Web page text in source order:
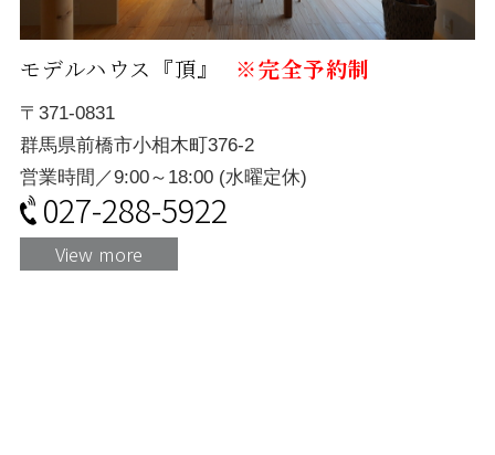
モデルハウス『頂』 ※完全予約制
〒371-0831
群馬県前橋市小相木町376-2
営業時間／9:00～18:00 (水曜定休)
027-288-5922
View more